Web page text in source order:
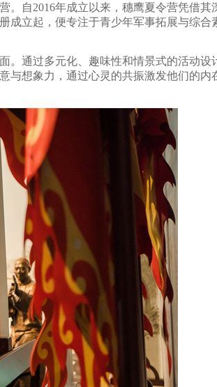
自2016年成立以来，穗鹰夏令营凭借其
成立起，便专注于青少年军事拓展与综
通过多元化、趣味性和情景式的活动设
想象力，通过心灵的共振激发他们的内